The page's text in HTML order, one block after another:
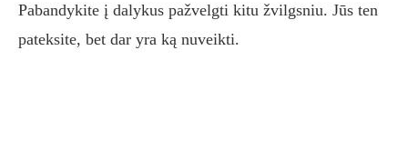
Pabandykite į dalykus pažvelgti kitu žvilgsniu. Jūs ten
pateksite, bet dar yra ką nuveikti.